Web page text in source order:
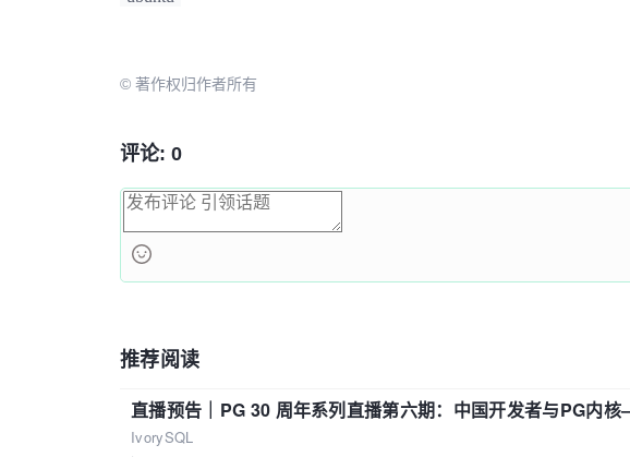
© 著作权归作者所有
评论: 0
推荐阅读
直播预告｜PG 30 周年系列直播第六期：中国开发者与PG内
IvorySQL